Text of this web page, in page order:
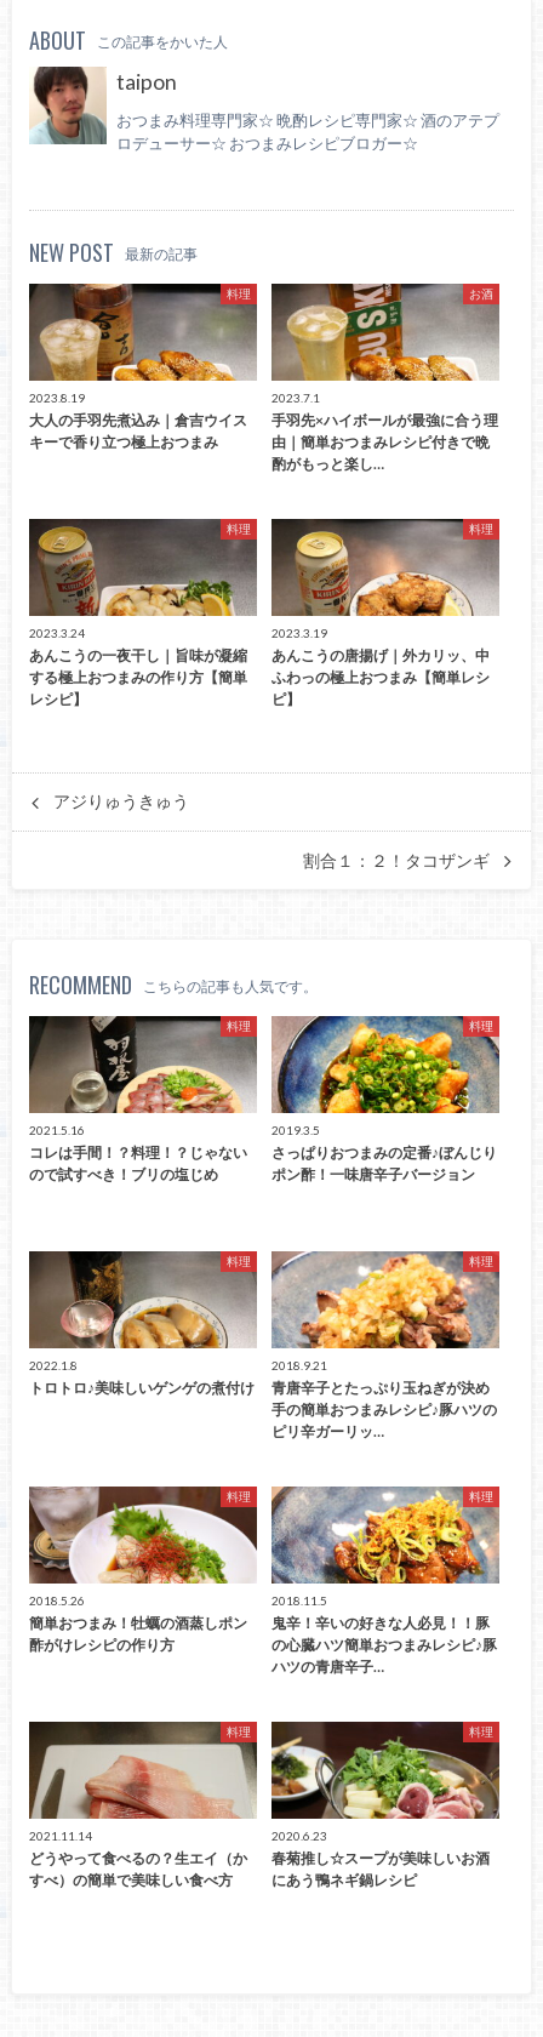
ABOUT この記事をかいた人
taipon
おつまみ料理専門家☆ 晩酌レシピ専門家☆ 酒のアテプ
ロデューサー☆ おつまみレシピブロガー☆
NEW POST 最新の記事
料理
2023.8.19
大人の手羽先煮込み｜倉吉ウイス
キーで香り立つ極上おつまみ
お酒
2023.7.1
手羽先×ハイボールが最強に合う理
由｜簡単おつまみレシピ付きで晩
酌がもっと楽し…
料理
2023.3.24
あんこうの一夜干し｜旨味が凝縮
する極上おつまみの作り方【簡単
レシピ】
料理
2023.3.19
あんこうの唐揚げ｜外カリッ、中
ふわっの極上おつまみ【簡単レシ
ピ】
アジりゅうきゅう
割合１：２！タコザンギ
RECOMMEND こちらの記事も人気です。
料理
2021.5.16
コレは手間！？料理！？じゃない
ので試すべき！ブリの塩じめ
料理
2019.3.5
さっぱりおつまみの定番♪ぼんじり
ポン酢！一味唐辛子バージョン
料理
2022.1.8
トロトロ♪美味しいゲンゲの煮付け
料理
2018.9.21
青唐辛子とたっぷり玉ねぎが決め
手の簡単おつまみレシピ♪豚ハツの
ピリ辛ガーリッ…
料理
2018.5.26
簡単おつまみ！牡蠣の酒蒸しポン
酢がけレシピの作り方
料理
2018.11.5
鬼辛！辛いの好きな人必見！！豚
の心臓ハツ簡単おつまみレシピ♪豚
ハツの青唐辛子…
料理
2021.11.14
どうやって食べるの？生エイ（か
すべ）の簡単で美味しい食べ方
料理
2020.6.23
春菊推し☆スープが美味しいお酒
にあう鴨ネギ鍋レシピ